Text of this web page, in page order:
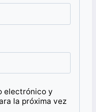
electrónico y
la próxima vez